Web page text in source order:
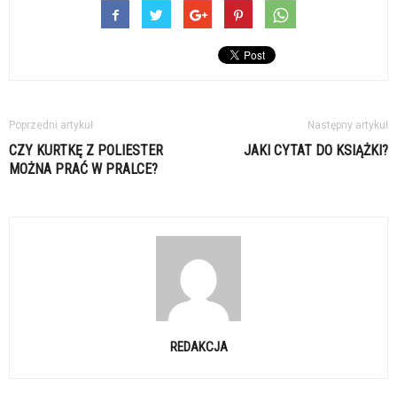
Poprzedni artykuł
CZY KURTKĘ Z POLIESTER
MOŻNA PRAĆ W PRALCE?
Następny artykuł
JAKI CYTAT DO KSIĄŻKI?
REDAKCJA